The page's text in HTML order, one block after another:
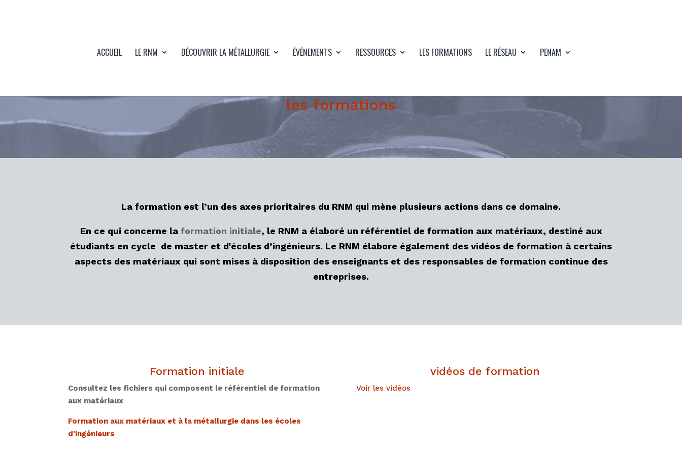
ACCUEIL LE RNM DÉCOUVRIR LA MÉTALLURGIE ÉVÉNEMENTS RESSOURCES LES FORMATIONS LE RÉSEAU PENAM
les formations
La formation est l’un des axes prioritaires du RNM qui mène plusieurs actions dans ce domaine.
En ce qui concerne la formation initiale, le RNM a élaboré un référentiel de formation aux matériaux, destiné aux
étudiants en cycle de master et d'écoles d’ingénieurs. Le RNM élabore également des vidéos de formation à certains
aspects des matériaux qui sont mises à disposition des enseignants et des responsables de formation continue des
entreprises.
Formation initiale
Consultez les fichiers qui composent le référentiel de formation
aux matériaux
Formation aux matériaux et à la métallurgie dans les écoles
d'ingénieurs
vidéos de formation
Voir les vidéos